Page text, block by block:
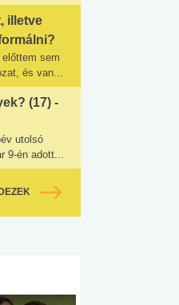
illetve
előttem sem
és van...
(17) -
utolsó
9-én adott...